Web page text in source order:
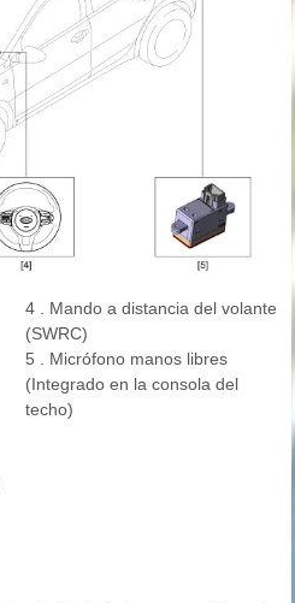
4 . Mando a distancia del volante
(SWRC)
5 . Micrófono manos libres
(Integrado en la consola del
techo)